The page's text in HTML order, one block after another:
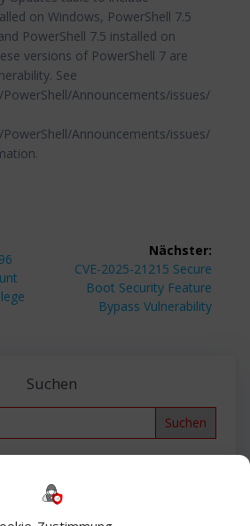
on Windows, PowerShell 7.5
PowerShell 7.5 installed on
versions of PowerShell 7 are
See
Announcements/issues/
Announcements/issues/
Nächster:
Nächster
Beitrag:
CVE-2025-21215 Secure
Boot Security Feature
Bypass Vulnerability
Suchen
Search
firewall Fritzbox